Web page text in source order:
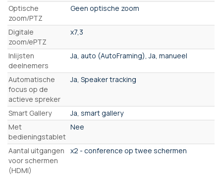
Optische
zoom/PTZ
Geen optische zoom
Digitale
zoom/ePTZ
x7,3
Inlijsten
deelnemers
Ja, auto (AutoFraming), Ja, manueel
Automatische
focus op de
actieve spreker
Ja, Speaker tracking
Smart Gallery
Ja, smart gallery
Met
bedieningstablet
Nee
Aantal uitgangen
voor schermen
(HDMI)
x2 - conference op twee schermen